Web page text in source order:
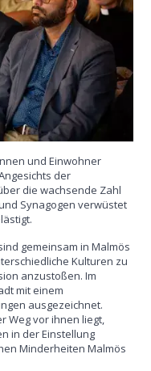
und Einwohner
der
die wachsende Zahl
Synagogen verwüstet
gemeinsam in Malmös
Kulturen zu
anzustoßen. Im
mit einem
ausgezeichnet.
Weg vor ihnen liegt,
in der Einstellung
Minderheiten Malmös